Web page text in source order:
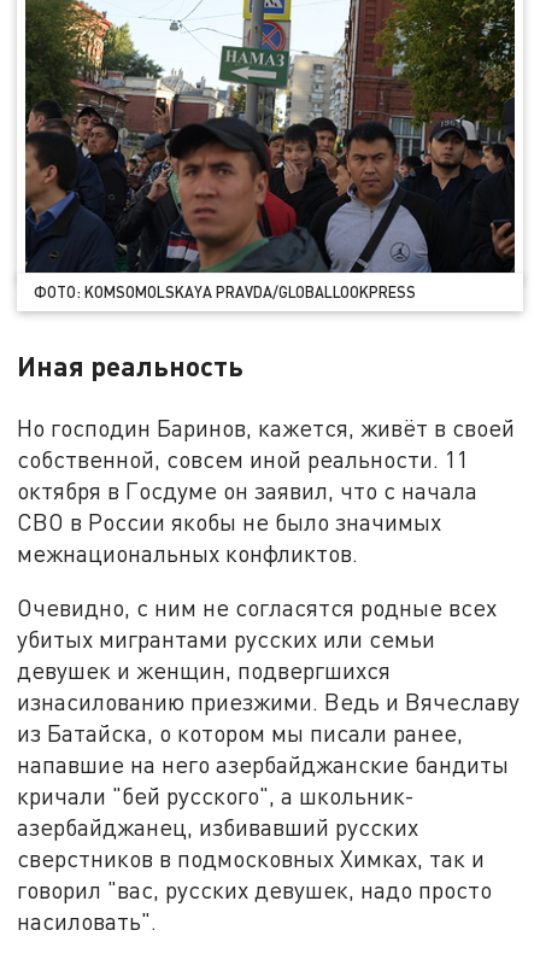
ФОТО: KOMSOMOLSKAYA PRAVDA/GLOBALLOOKPRESS
Иная реальность
Но господин Баринов, кажется, живёт в своей
собственной, совсем иной реальности. 11
октября в Госдуме он заявил, что с начала
СВО в России якобы не было значимых
межнациональных конфликтов.
Очевидно, с ним не согласятся родные всех
убитых мигрантами русских или семьи
девушек и женщин, подвергшихся
изнасилованию приезжими. Ведь и Вячеславу
из Батайска, о котором мы писали ранее,
напавшие на него азербайджанские бандиты
кричали "бей русского", а школьник-
азербайджанец, избивавший русских
сверстников в подмосковных Химках, так и
говорил "вас, русских девушек, надо просто
насиловать".